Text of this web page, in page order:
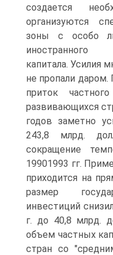
создается
организуются
зоны с особо
иностранного
капитала. Усилия
не пропали
приток
развивающихся
годов заметно
243,8 млрд.
сокращение
19901993 гг.
приходится на
размер
инвестиций
г. до 40,8 млрд.
объем частных
стран со